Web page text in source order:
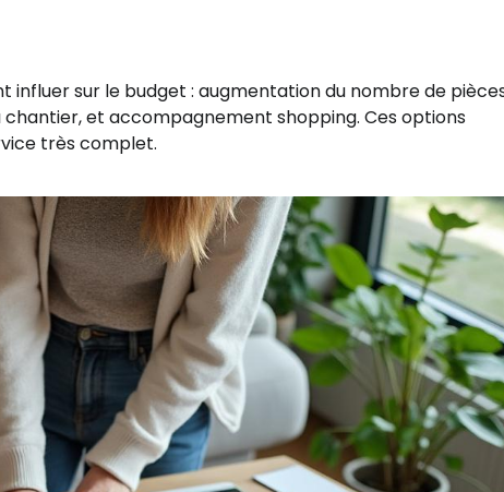
influer sur le budget : augmentation du nombre de
et accompagnement shopping. Ces options
très complet.